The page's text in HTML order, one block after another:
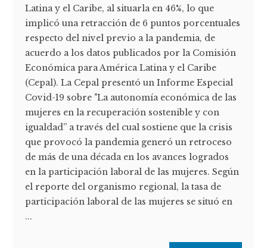
Latina y el Caribe, al situarla en 46%, lo que
implicó una retracción de 6 puntos porcentuales
respecto del nivel previo a la pandemia, de
acuerdo a los datos publicados por la Comisión
Económica para América Latina y el Caribe
(Cepal). La Cepal presentó un Informe Especial
Covid-19 sobre "La autonomía económica de las
mujeres en la recuperación sostenible y con
igualdad” a través del cual sostiene que la crisis
que provocó la pandemia generó un retroceso
de más de una década en los avances logrados
en la participación laboral de las mujeres. Según
el reporte del organismo regional, la tasa de
participación laboral de las mujeres se situó en
...